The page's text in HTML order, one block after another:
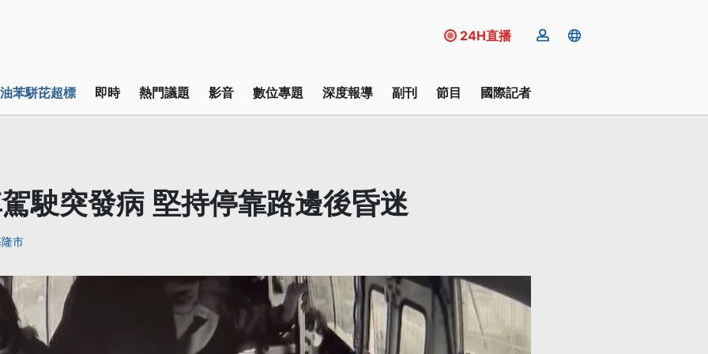
24H直播
苯駢芘超標 即時 熱門議題 影音 數位專題 深度報導 副刊 節目 國際記者
駛突發病 堅持停靠路邊後昏迷
市